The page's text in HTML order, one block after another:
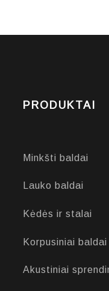
PRODUKTAI
Minkšti baldai
Lauko baldai
Kėdės ir stalai
Korpusiniai baldai
Akustiniai